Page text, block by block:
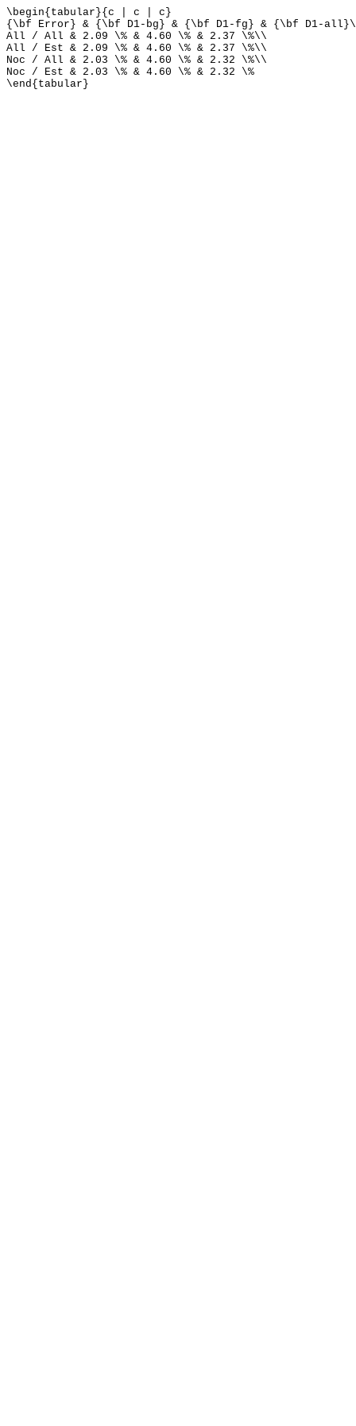
\begin{tabular}{c | c | c}
{\bf Error} & {\bf D1-bg} & {\bf D1-fg} & {\bf D1-
All / All & 2.09 \% & 4.60 \% & 2.37 \%\\
All / Est & 2.09 \% & 4.60 \% & 2.37 \%\\
Noc / All & 2.03 \% & 4.60 \% & 2.32 \%\\
Noc / Est & 2.03 \% & 4.60 \% & 2.32 \%
\end{tabular}